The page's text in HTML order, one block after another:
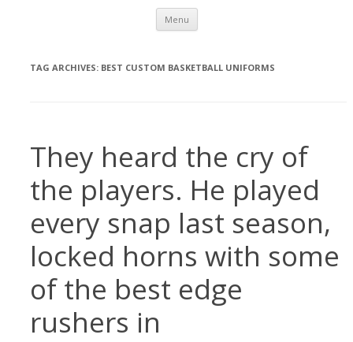
Menu
Skip to content
TAG ARCHIVES: BEST CUSTOM BASKETBALL UNIFORMS
They heard the cry of
the players. He played
every snap last season,
locked horns with some
of the best edge
rushers in